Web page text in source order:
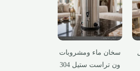
سخان ماء ومشروبات
ون تراست ستيل 304